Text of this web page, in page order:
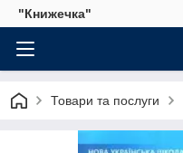
"Книжечка"
Товари та послуги